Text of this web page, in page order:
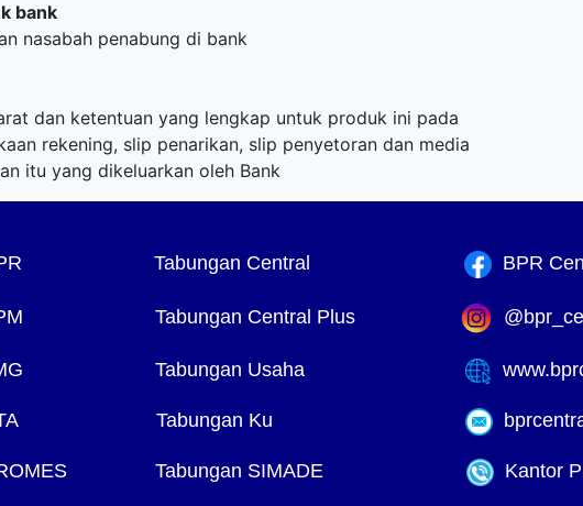
bank
nasabah penabung di bank
dan ketentuan yang lengkap untuk produk ini pada
rekening, slip penarikan, slip penyetoran dan media
itu yang dikeluarkan oleh Bank
Tabungan Central BPR
Tabungan Central Plus
Tabungan Usaha
Tabungan Ku
Tabungan SIMADE Kantor